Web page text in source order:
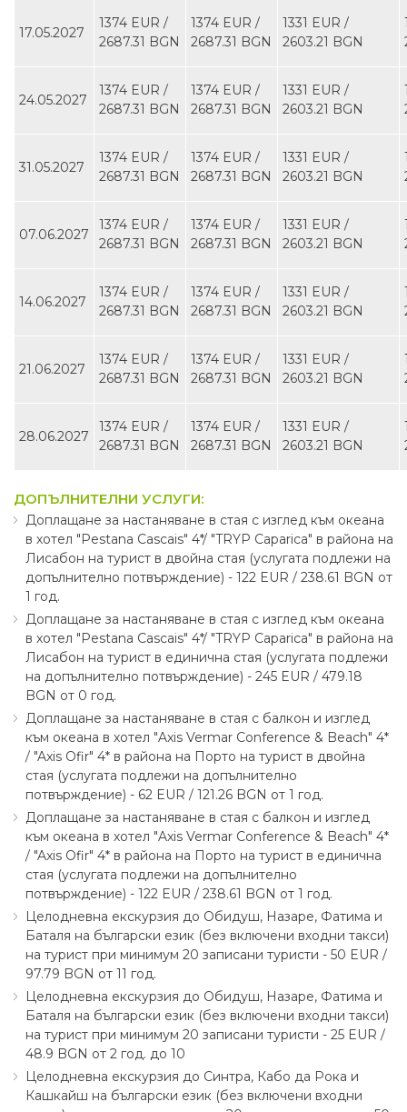
17.05.2027
1374 EUR ∕
2687.31 BGN
1374 EUR ∕
2687.31 BGN
1331 EUR ∕
2603.21 BGN
24.05.2027
1374 EUR ∕
2687.31 BGN
1374 EUR ∕
2687.31 BGN
1331 EUR ∕
2603.21 BGN
31.05.2027
1374 EUR ∕
2687.31 BGN
1374 EUR ∕
2687.31 BGN
1331 EUR ∕
2603.21 BGN
07.06.2027
1374 EUR ∕
2687.31 BGN
1374 EUR ∕
2687.31 BGN
1331 EUR ∕
2603.21 BGN
14.06.2027
1374 EUR ∕
2687.31 BGN
1374 EUR ∕
2687.31 BGN
1331 EUR ∕
2603.21 BGN
21.06.2027
1374 EUR ∕
2687.31 BGN
1374 EUR ∕
2687.31 BGN
1331 EUR ∕
2603.21 BGN
28.06.2027
1374 EUR ∕
2687.31 BGN
1374 EUR ∕
2687.31 BGN
1331 EUR ∕
2603.21 BGN
ДОПЪЛНИТЕЛНИ УСЛУГИ:
Доплащане за настаняване в стая с изглед към океана
в хотел "Pestana Cascais" 4*∕ "TRYP Caparica" в района на
Лисабон на турист в двойна стая (услугата подлежи на
допълнително потвърждение) - 122 EUR ∕ 238.61 BGN от
1 год.
Доплащане за настаняване в стая с изглед към океана
в хотел "Pestana Cascais" 4*∕ "TRYP Caparica" в района на
Лисабон на турист в единична стая (услугата подлежи
на допълнително потвърждение) - 245 EUR ∕ 479.18
BGN от 0 год.
Доплащане за настаняване в стая с балкон и изглед
към океана в хотел "Axis Vermar Conference & Beach" 4*
∕ "Axis Ofir" 4* в района на Порто на турист в двойна
стая (услугата подлежи на допълнително
потвърждение) - 62 EUR ∕ 121.26 BGN от 1 год.
Доплащане за настаняване в стая с балкон и изглед
към океана в хотел "Axis Vermar Conference & Beach" 4*
∕ "Axis Ofir" 4* в района на Порто на турист в единична
стая (услугата подлежи на допълнително
потвърждение) - 122 EUR ∕ 238.61 BGN от 1 год.
Целoдневна екскурзия до Обидуш, Назаре, Фатима и
Баталя на български език (без включени входни такси)
на турист при минимум 20 записани туристи - 50 EUR ∕
97.79 BGN от 11 год.
Целoдневна екскурзия до Обидуш, Назаре, Фатима и
Баталя на български език (без включени входни такси)
на турист при минимум 20 записани туристи - 25 EUR ∕
48.9 BGN от 2 год. до 10
Целодневна екскурзия до Синтра, Кабо да Рока и
Кашкайш на български език (без включени входни